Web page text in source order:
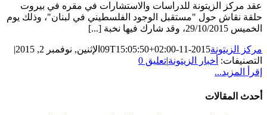
عقد مركز الزيتونة للدراسات والاستشارات في مقره في بيروت
حلقة نقاش حول "مستقبل الوجود الفلسطيني في لبنان"، وذلك يوم
الخميس 29/10/2015، وقد شارك فيها نخبة [...]
مركز الزيتونة2015-11-09T15:05:50+02:00 الإثنين, نوفمبر 2, 2015
|
التصنيفات: أخبار الزيتونة|تعليق 0
إقرأ المزيد...
أحدث المقالات